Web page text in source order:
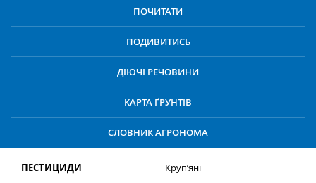
ПОЧИТАТИ
ПОДИВИТИСЬ
ДІЮЧІ РЕЧОВИНИ
КАРТА ҐРУНТІВ
СЛОВНИК АГРОНОМА
ПЕСТИЦИДИ
Круп’яні